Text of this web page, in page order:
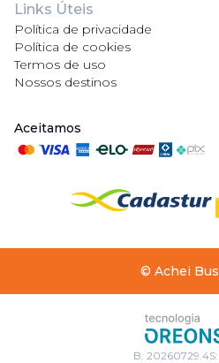
Links Úteis
Política de privacidade
Política de cookies
Termos de uso
Nossos destinos
Aceitamos
© Achei Bus
B: 20260729.4S: